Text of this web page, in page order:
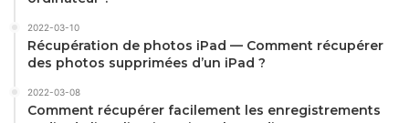
2022-03-10
Récupération de photos iPad — Comment récupérer
des photos supprimées d’un iPad ?
2022-03-08
Comment récupérer facilement les enregistrements